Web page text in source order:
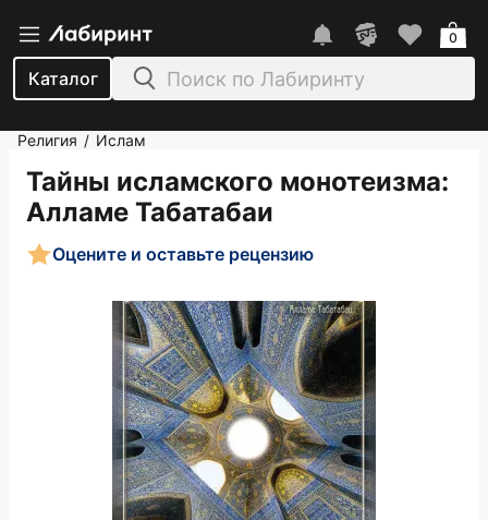
Каталог
0
Религия / Ислам
Тайны исламского монотеизма:
Алламе Табатабаи
Оцените и оставьте рецензию